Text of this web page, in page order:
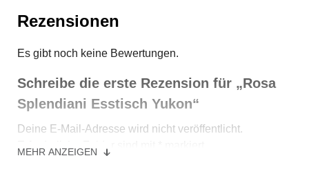
Rezensionen
Es gibt noch keine Bewertungen.
Schreibe die erste Rezension für „Rosa
Splendiani Esstisch Yukon“
Deine E-Mail-Adresse wird nicht veröffentlicht.
MEHR ANZEIGEN